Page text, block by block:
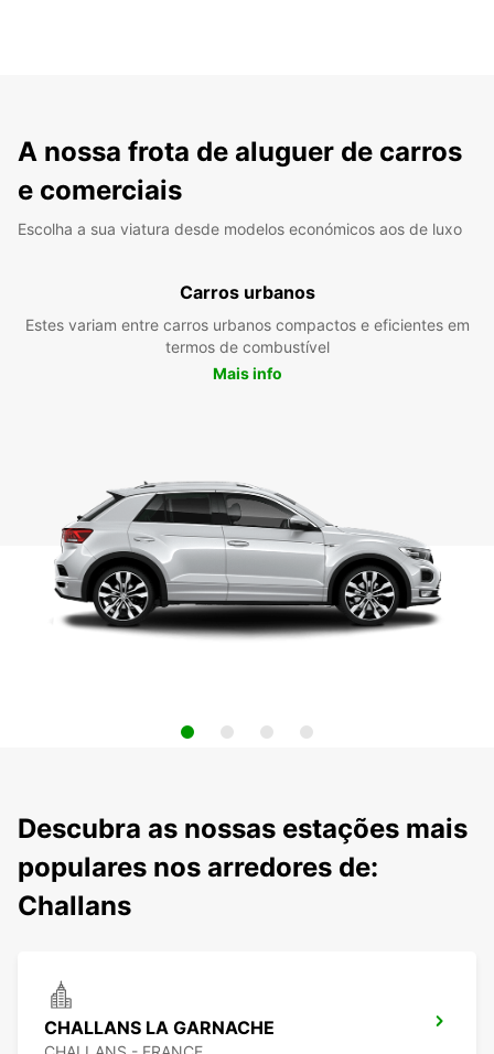
A nossa frota de aluguer de carros
e comerciais
Escolha a sua viatura desde modelos económicos aos de luxo
Carros urbanos
Estes variam entre carros urbanos compactos e eficientes em
termos de combustível
Mais info
Descubra as nossas estações mais
populares nos arredores de:
Challans
CHALLANS LA GARNACHE